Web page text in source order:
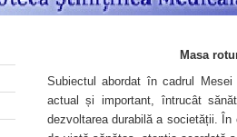
Masa
Subiectul abordat în cadrul Mesei
actual și important, întrucât
dezvoltarea durabilă a societății.